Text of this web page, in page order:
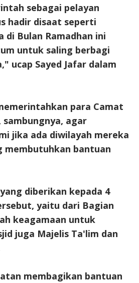
sebagai pelayan
hadir disaat seperti
di Bulan Ramadhan ini
untuk saling berbagi
ucap Sayed Jafar dalam
para Camat
sambungnya, agar
jika ada diwilayah mereka
membutuhkan bantuan
diberikan kepada 4
yaitu dari Bagian
keagamaan untuk
juga Majelis Ta'lim dan
membagikan bantuan